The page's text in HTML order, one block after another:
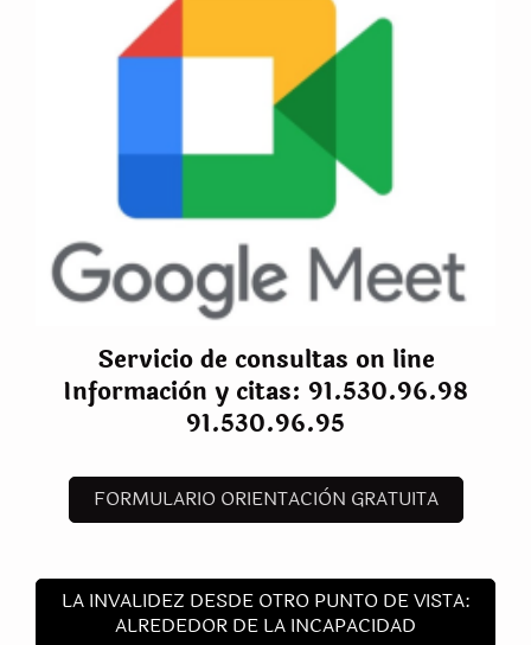
Servicio de consultas on line
Informaciòn y citas: 91.530.96.98
91.530.96.95
FORMULARIO ORIENTACIÒN GRATUITA
LA INVALIDEZ DESDE OTRO PUNTO DE VISTA:
ALREDEDOR DE LA INCAPACIDAD